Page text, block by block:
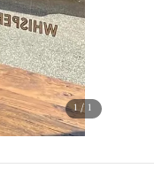
1/1